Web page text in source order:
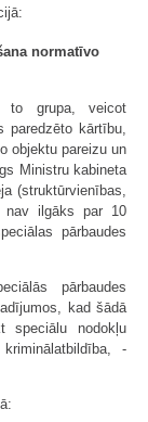
normatīvo
to grupa, veicot
paredzēto kārtību,
objektu pareizu un
Ministru kabineta
(struktūrvienības,
nav ilgāks par 10
pārbaudes
pārbaudes
kad šādā
speciālu nodokļu
-